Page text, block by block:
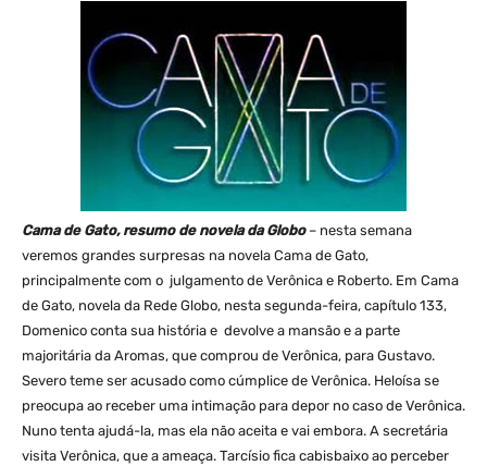
Cama de Gato, resumo de novela da Globo– nesta semana
veremos grandes surpresas na novela Cama de Gato,
principalmente com o julgamento de Verônica e Roberto. Em Cama
de Gato, novela da Rede Globo, nesta segunda-feira, capítulo 133,
Domenico conta sua história e devolve a mansão e a parte
majoritária da Aromas, que comprou de Verônica, para Gustavo.
Severo teme ser acusado como cúmplice de Verônica. Heloísa se
preocupa ao receber uma intimação para depor no caso de Verônica.
Nuno tenta ajudá-la, mas ela não aceita e vai embora. A secretária
visita Verônica, que a ameaça. Tarcísio fica cabisbaixo ao perceber